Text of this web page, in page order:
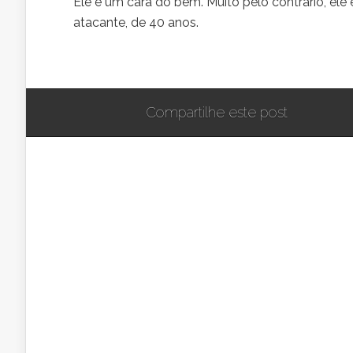
atacante, de 40 anos.
Compartilhe este post